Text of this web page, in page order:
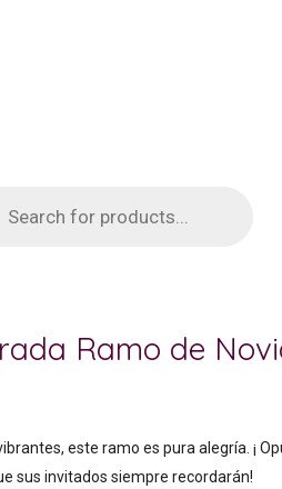
Ramo de
este ramo es pura alegría. ¡
sus invitados siempre recordarán!